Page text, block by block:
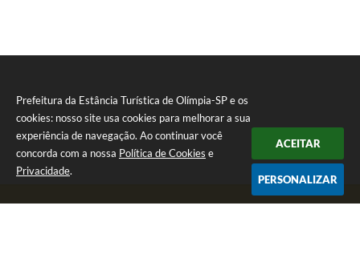
Prefeitura da Estância Turística de Olímpia-SP e os
cookies: nosso site usa cookies para melhorar a sua
experiência de navegação. Ao continuar você
concorda com a nossa Política de Cookies e
Privacidade.
ACEITAR
PERSONALIZAR